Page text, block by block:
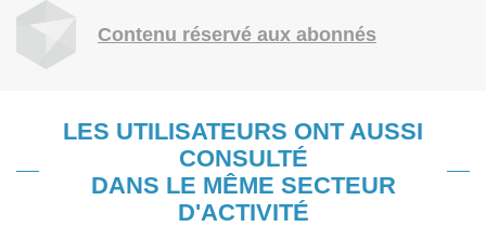
Contenu réservé aux abonnés
LES UTILISATEURS ONT AUSSI
CONSULTÉ
DANS LE MÊME SECTEUR
D'ACTIVITÉ